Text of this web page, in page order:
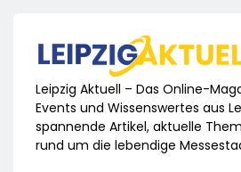
Leipzig Aktuell – Das Online-
Events und Wissenswertes aus
spannende Artikel, aktuelle
rund um die lebendige